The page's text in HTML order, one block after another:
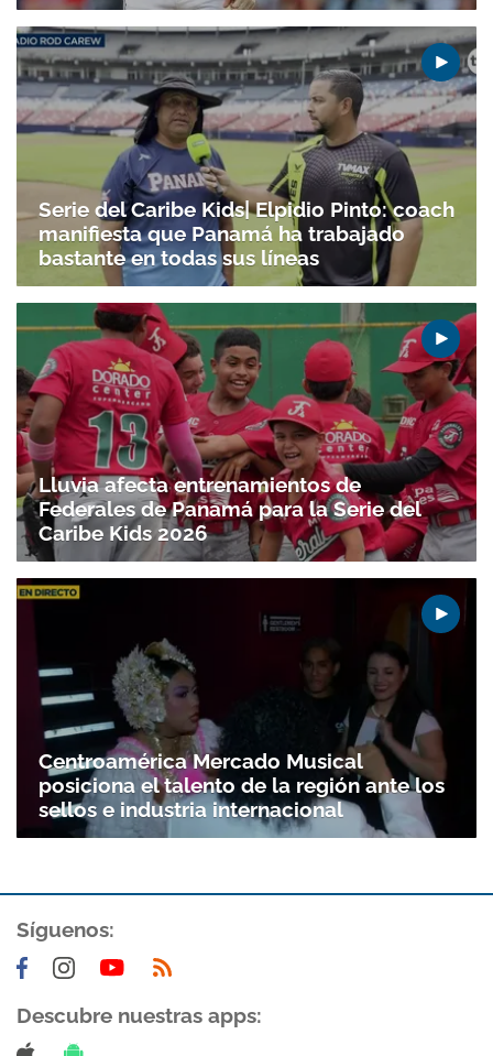
Serie del Caribe Kids| Elpidio Pinto: coach
manifiesta que Panamá ha trabajado
bastante en todas sus líneas
Lluvia afecta entrenamientos de
Federales de Panamá para la Serie del
Caribe Kids 2026
Centroamérica Mercado Musical
posiciona el talento de la región ante los
sellos e industria internacional
Síguenos:
Descubre nuestras apps: